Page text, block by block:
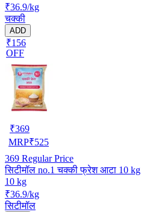
₹36.9/kg
चक्की
ADD
₹156
OFF
₹369
MRP₹525
369 Regular Price
सिटीमॉल no.1 चक्की फ्रेश आटा 10 kg
10 kg
₹36.9/kg
सिटीमॉल